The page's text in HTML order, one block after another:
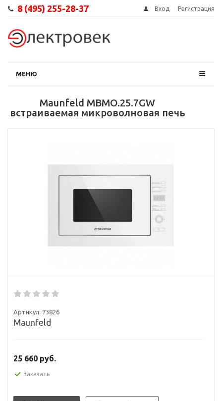
8 (495) 255-28-37 Вход Регистрация
МЕНЮ
Maunfeld MBMO.25.7GW
встраиваемая микроволновая печь
Артикул: 73826
Maunfeld
25 660 руб.
Заказать